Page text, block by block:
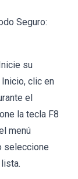
Seguro:
su
clic en
el
la tecla F8
menú
seleccione